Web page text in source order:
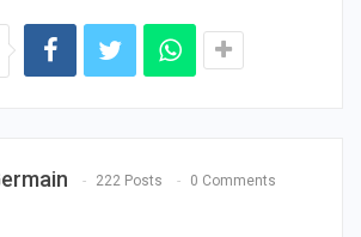
222 Posts 0 Comments